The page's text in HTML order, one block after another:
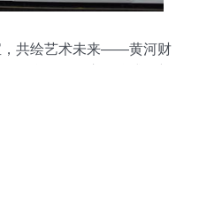
，共绘艺术未来——黄河财